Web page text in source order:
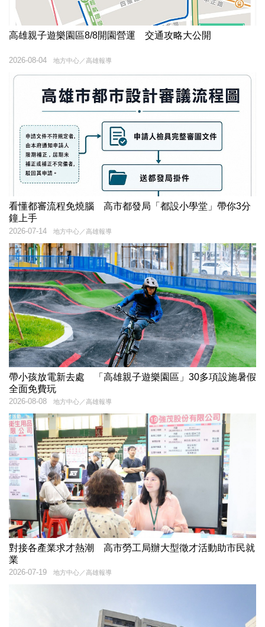
高雄親子遊樂園區8/8開園營運 交通攻略大公開
地方中心／高雄報導
2026-08-04
看懂都審流程免燒腦 高市都發局「都設小學堂」帶你3分
鐘上手
地方中心／高雄報導
2026-07-14
帶小孩放電新去處 「高雄親子遊樂園區」30多項設施暑假
全面免費玩
地方中心／高雄報導
2026-08-08
對接各產業求才熱潮 高市勞工局辦大型徵才活動助市民就
業
地方中心／高雄報導
2026-07-19